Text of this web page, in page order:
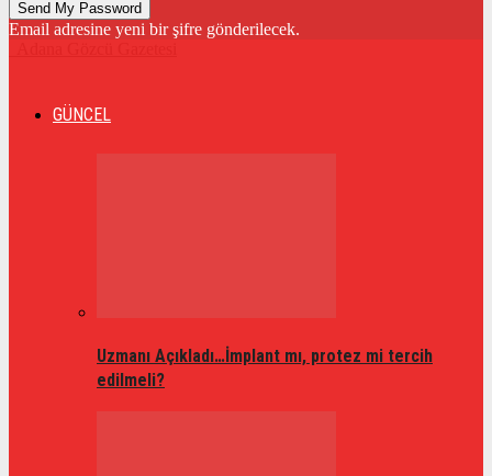
Email adresine yeni bir şifre gönderilecek.
GÜNCEL
Uzmanı Açıkladı…İmplant mı, protez mi tercih
edilmeli?